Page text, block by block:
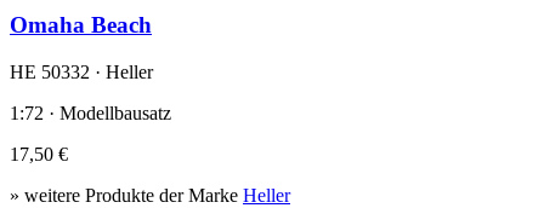
Omaha Beach
HE 50332 · Heller
1:72 · Modellbausatz
17,50 €
» weitere Produkte der Marke Heller